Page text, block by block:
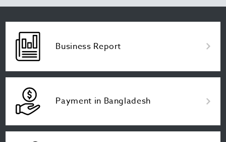
Business Report
Payment in Bangladesh